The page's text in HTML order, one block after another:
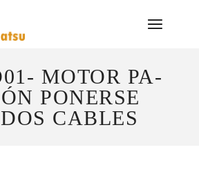
MOTOR PA-
PONERSE
CABLES